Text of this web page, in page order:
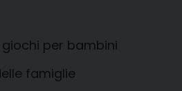
giochi per bambini
famiglie